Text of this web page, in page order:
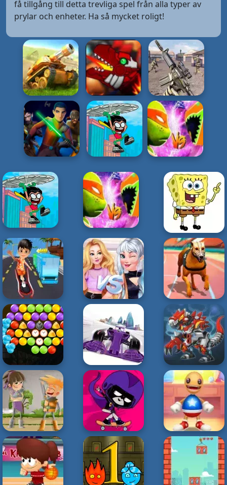
få tillgång till detta trevliga spel från alla typer av
prylar och enheter. Ha så mycket roligt!